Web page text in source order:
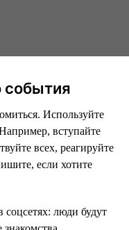
события
Используйте
вступайте
всех, реагируйте
если хотите
соцсетях: люди будут